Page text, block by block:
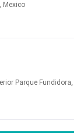
Mexico
Parque Fundidora,